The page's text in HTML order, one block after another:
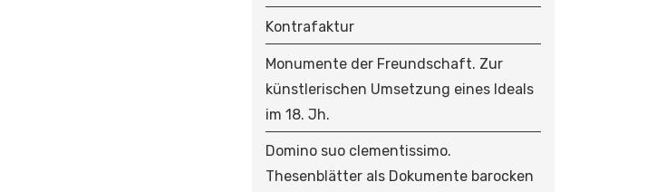
Kontrafaktur
Monumente der Freundschaft. Zur
künstlerischen Umsetzung eines Ideals
im 18. Jh.
Domino suo clementissimo.
Thesenblätter als Dokumente barocken